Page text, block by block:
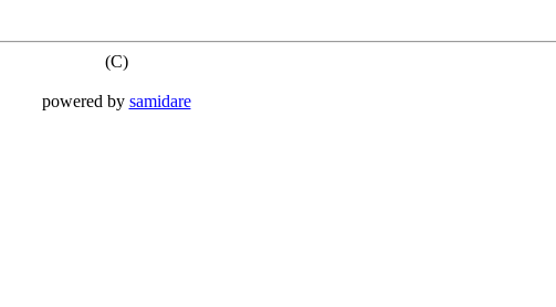
(C)
powered by samidare